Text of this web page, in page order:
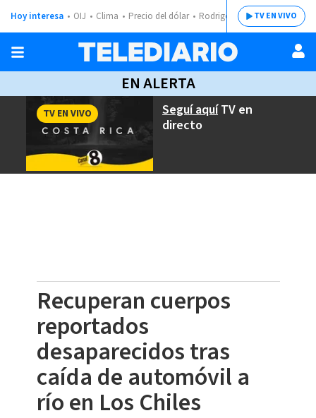
Hoy interesa OIJ Clima Precio del dólar Rodrigo ChavesTV EN VIVO
EN ALERTA
Seguí aquíTV en
directo
TV EN VIVO
Recuperan cuerpos
reportados
desaparecidos tras
caída de automóvil a
río en Los Chiles